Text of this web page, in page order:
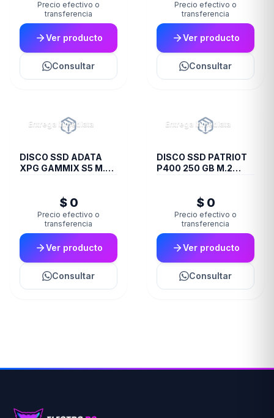
Precio efectivo o
transferencia
Ver producto
Consultar
Precio efectivo o
transferencia
Ver producto
Consultar
Entrega inmediata
DISCO SSD ADATA
XPG GAMMIX S5 M.2
$ 0
Precio efectivo o
transferencia
Ver producto
Consultar
Entrega inmediata
DISCO SSD PATRIOT
P400 250 GB M.2
$ 0
Precio efectivo o
transferencia
Ver producto
Consultar